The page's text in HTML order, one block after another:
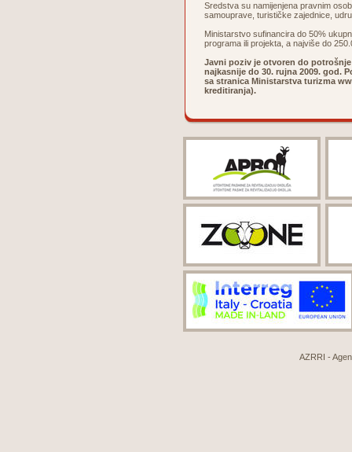
Sredstva su namijenjena pravnim
samouprave, turističke zajednice,
Ministarstvo sufinancira do 50%
programa ili projekta, a najviše do
Javni poziv je otvoren do
najkasnije do 30. rujna 2009. god.
sa stranica Ministarstva turizma
kreditiranja).
AZRRI -